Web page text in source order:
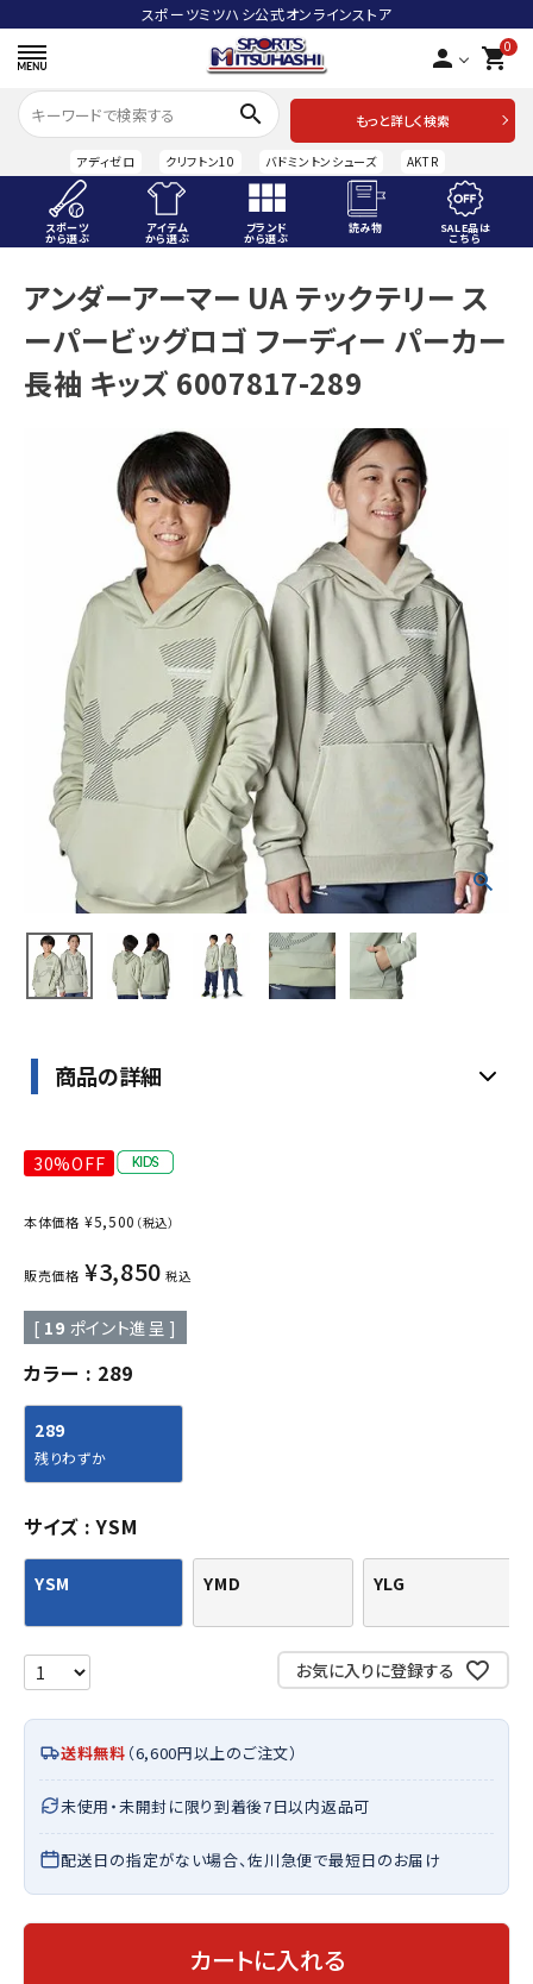
スポーツミツハシ公式オンラインストア
person 0
shopping_cart
search
もっと詳しく検索
アディゼロ クリフトン10 バドミントンシューズ AKTR
スポーツ
から選ぶ
アイテム
から選ぶ
ブランド
から選ぶ
読み物 SALE品は
こちら
ACCOUNT MENU
ようこそ ゲスト 様
meeting_room ログイン person 会員登録
スポーツから選ぶ
アイテムから選ぶ
ブランドから選ぶ
SALE品はこちら
INFORMATIOM
ご利用ガイド
お問い合わせ
メルマガ登録
特定商取引法
プライバシーポリシー
アンダーアーマー UA テックテリー ス
ーパービッグロゴ フーディー パーカー
長袖 キッズ 6007817-289
商品の詳細
30%OFF
本体価格 ¥5,500 （税込）
販売価格 ¥3,850 税込
[ 19 ポイント進呈 ]
カラー 289
289
残りわずか
サイズ YSM
YSM YMD YLG
お気に入りに登録する
送料無料 （6,600円以上のご注文）
未使用・未開封に限り到着後7日以内返品可
配送日の指定がない場合、佐川急便で最短日のお届け
カートに入れる